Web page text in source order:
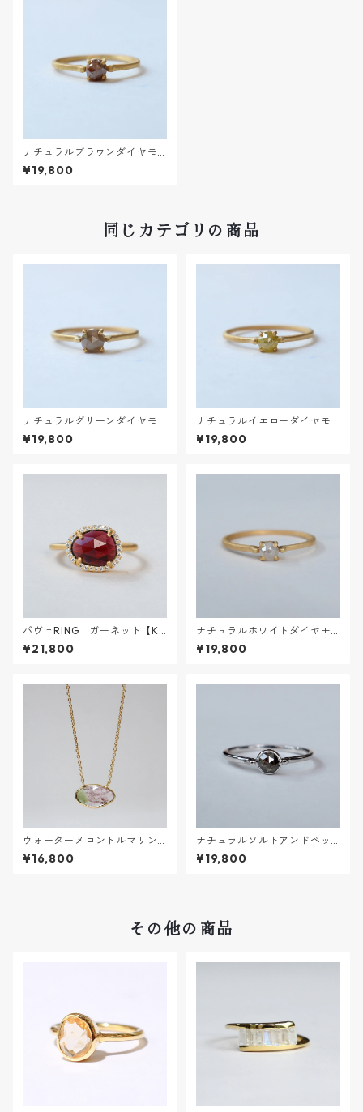
ナチュラルブラウンダイヤモ
ンドRING【K18VERMEIL】
¥19,800
同じカテゴリの商品
ナチュラルグリーンダイヤモ
ンドRING【K18VERMEIL】
¥19,800
ナチュラルイエローダイヤモ
ンドRING【K18VERMEIL】
¥19,800
パヴェRING ガーネット【K1
8VERMEIL】
¥21,800
ナチュラルホワイトダイヤモ
ンドRING【K18VERMEIL】
¥19,800
ウォーターメロントルマリンN
ECKLACE【K18VERMEIL】
¥16,800
ナチュラルソルトアンドペッ
パーダイヤモンドRING
¥19,800
その他の商品